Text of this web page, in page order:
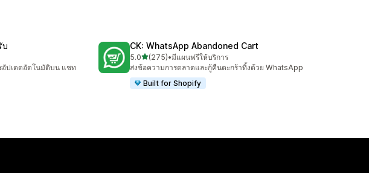
บ
อัปเดตอัตโนมัติบน แชท
CK: WhatsApp Abandoned Cart
5.0เต็ม 5 ดาว
(275)
ทั้งหมด 275 รีวิว
•มีแผนฟรีให้บริการ
ส่งข้อความการตลาดและกู้คืนตะกร้าทิ้งด้วย WhatsApp
Built for Shopify